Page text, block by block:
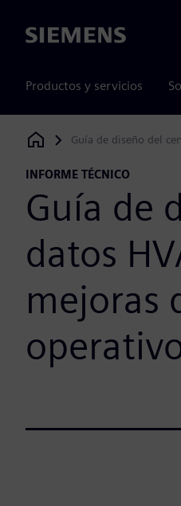
Siemens
Productos y servicios
Siemens Digital Industries
Guía de diseño del
INFORME TÉCNICO
Guía de
datos
mejoras